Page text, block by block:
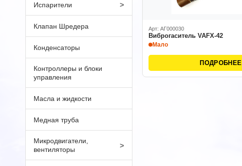
Испарители >
Клапан Шредера
Конденсаторы
Контроллеры и блоки
управления
Масла и жидкости
Медная труба
Микродвигатели,
вентиляторы
>
Арт: АГ000030
Виброгаситель VAFX-42
Мало
ПОДРОБНЕЕ